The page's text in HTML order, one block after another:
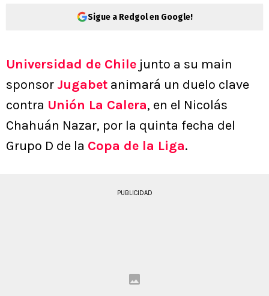
Sigue a Redgol en Google!
Universidad de Chile junto a su main
sponsor Jugabet animará un duelo clave
contra Unión La Calera, en el Nicolás
Chahuán Nazar, por la quinta fecha del
Grupo D de la Copa de la Liga.
PUBLICIDAD